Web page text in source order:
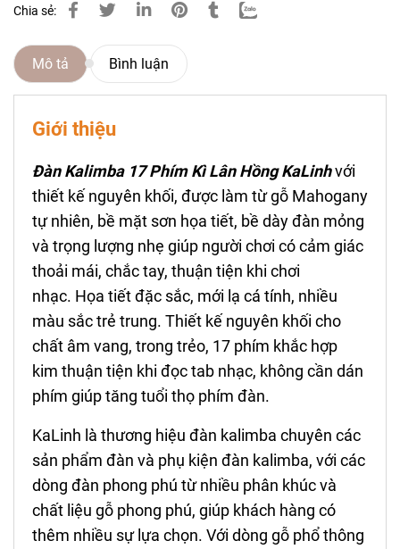
Chia sẻ:
Mô tả Bình luận
Giới thiệu
Đàn Kalimba 17 Phím Kì Lân Hồng KaLinhvới
thiết kế nguyên khối, được làm từ gỗ Mahogany
tự nhiên, bề mặt sơn họa tiết, bề dày đàn mỏng
và trọng lượng nhẹ giúp người chơi có cảm giác
thoải mái, chắc tay, thuận tiện khi chơi
nhạc. Họa tiết đặc sắc, mới lạ cá tính, nhiều
màu sắc trẻ trung. Thiết kế nguyên khối cho
chất âm vang, trong trẻo, 17 phím khắc hợp
kim thuận tiện khi đọc tab nhạc, không cần dán
phím giúp tăng tuổi thọ phím đàn.
KaLinh là thương hiệu đàn kalimba chuyên các
sản phẩm đàn và phụ kiện đàn kalimba, với các
dòng đàn phong phú từ nhiều phân khúc và
chất liệu gỗ phong phú, giúp khách hàng có
thêm nhiều sự lựa chọn. Với dòng gỗ phổ thông